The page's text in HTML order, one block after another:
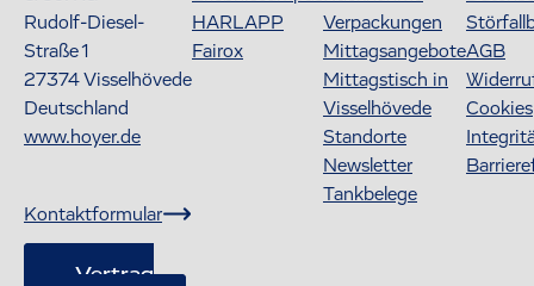
Rudolf-Diesel-
Straße 1
27374Visselhövede
Deutschland
www.hoyer.de
Kontaktformular
Vertrag
HARLAPP
Fairox
Verpackungen
Mittagsangebote
Mittagstisch in
Visselhövede
Standorte
Newsletter
Tankbelege
AGB
Cookies